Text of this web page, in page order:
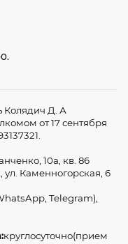
Колядич Д. А
от 17 сентября
10а, кв. 86
ул. Каменногорская, 6
Telegram),
круглосуточно(прием